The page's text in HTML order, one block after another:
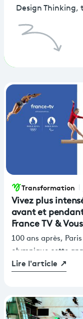
Design
Transformation
Vivez plus
avant et
France TV & Vous
100 ans après,
olympique cette
monde entier,
dehors d'un stade,
sur la Seine. France
Lire l'article ↗